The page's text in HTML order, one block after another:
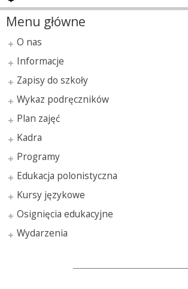
Menu główne
O nas
Informacje
Zapisy do szkoły
Wykaz podręczników
Plan zajęć
Kadra
Programy
Edukacja polonistyczna
Kursy językowe
Osignięcia edukacyjne
Wydarzenia